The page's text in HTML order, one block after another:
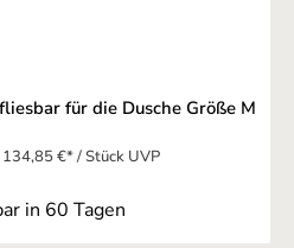
für die Dusche Größe M
€* / Stück UVP
in 60 Tagen